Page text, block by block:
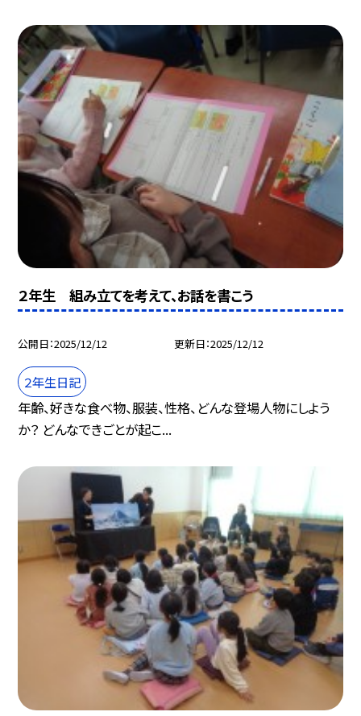
２年生 組み立てを考えて、お話を書こう
公開日 2025/12/12 更新日 2025/12/12
２年生日記
年齢、好きな食べ物、服装、性格、どんな登場人物にしよう
か？ どんなできごとが起こ...